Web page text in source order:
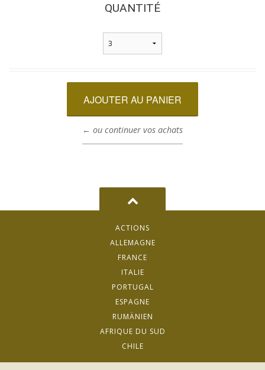
QUANTITÉ
← ou continuer vos achats
ACTIONS
ALLEMAGNE
FRANCE
ITALIE
PORTUGAL
ESPAGNE
RUMÄNIEN
AFRIQUE DU SUD
CHILE